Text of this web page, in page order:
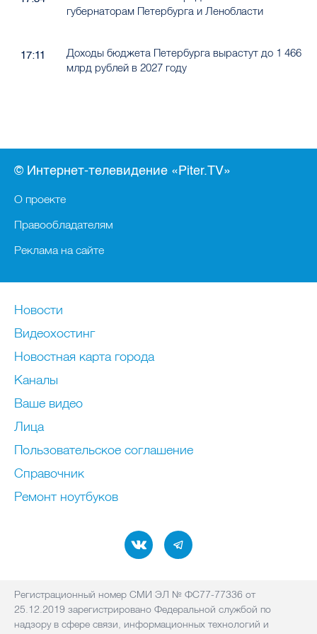
губернаторам Петербурга и Ленобласти
17:11
Доходы бюджета Петербурга вырастут до 1 466
млрд рублей в 2027 году
© Интернет-телевидение «Piter.TV»
О проекте
Правообладателям
Реклама на сайте
Новости
Видеохостинг
Новостная карта города
Каналы
Ваше видео
Лица
Пользовательское соглашение
Справочник
Ремонт нoутбуков
Регистрационный номер СМИ ЭЛ № ФС77-77336 от
25.12.2019 зарегистрировано Федеральной службой по
надзору в сфере связи, информационных технологий и